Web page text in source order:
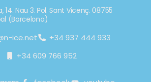
14. Nau 3. Pol. Sant Vicenç. 08755
(Barcelona)
ice.net
+34 937 444 933
+34 609 766 952